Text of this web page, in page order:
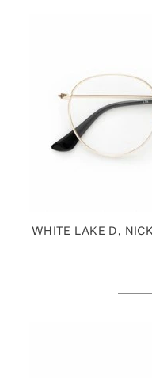
WHITE LAKE D,